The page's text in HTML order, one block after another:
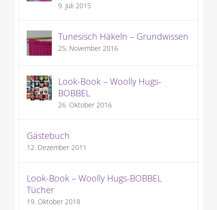
9. Juli 2015
Tunesisch Häkeln – Grundwissen
25. November 2016
Look-Book – Woolly Hugs-
BOBBEL
26. Oktober 2016
Gästebuch
12. Dezember 2011
Look-Book – Woolly Hugs-BOBBEL
Tücher
19. Oktober 2018